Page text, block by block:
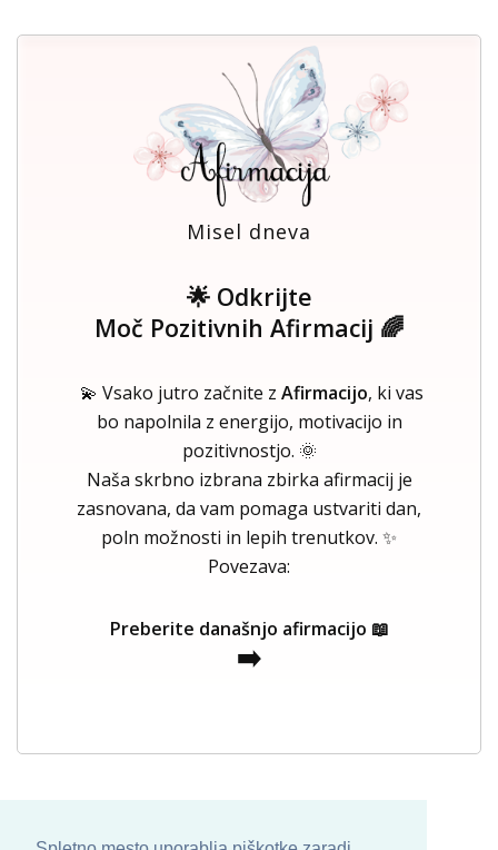
Misel dneva
🌟 Odkrijte
Moč Pozitivnih Afirmacij 🌈
💫 Vsako jutro začnite z Afirmacijo, ki vas
bo napolnila z energijo, motivacijo in
pozitivnostjo. 🌞
Naša skrbno izbrana zbirka afirmacij je
zasnovana, da vam pomaga ustvariti dan,
poln možnosti in lepih trenutkov. ✨
Povezava:
Preberite današnjo afirmacijo 📖
➡️